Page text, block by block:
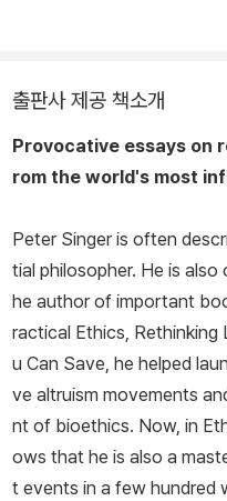
e 논픽션”에 올랐다. 그가
Affluence and Morality)”은
하나이다. 공리주의와 실천윤리, 동물복지에 관한 여러 책을 집필하
서문)’ 시리즈에서 『마르크스
함께 쓴 『공리주의』까지 세
서는 전 세계 25개 이상의 언
되어준 한편, 많은 국가의 제
을 미쳤다. 공리주의와 글로벌
적 주장은 “효율적 이타주의”
자선 활동에 참여하려는 사람
책 제목과 동일한 단체 The
에 영감을 얻어 워런 버핏과 빌
출판사 제공 책소개
Provocative essays on
rom the world's most
Peter Singer is often
tial philosopher. He is
he author of important
ractical Ethics, Rethinking
u Can Save, he helped
ve altruism movements
nt of bioethics. Now, in
ows that he is also a
t events in a few hundred